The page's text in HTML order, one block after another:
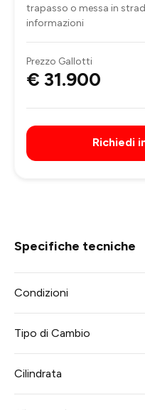
trapasso o messa in
informazioni
Prezzo Gallotti
€ 31.900
Richiedi
Specifiche tecniche
Condizioni
Tipo di Cambio
Cilindrata